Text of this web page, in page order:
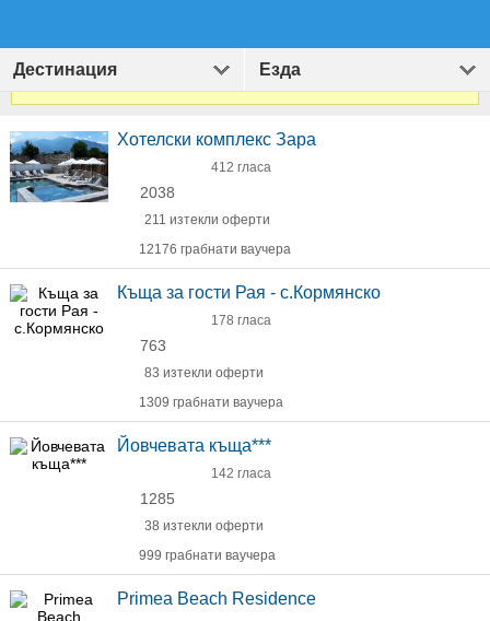
Дестинация Езда
1411 оферти за Хотели и Екскурзии
Хотелски комплекс Зара
412 гласа
2038
211 изтекли оферти
12176 грабнати ваучера
Къща за гости Рая - с.Кормянско
178 гласа
763
83 изтекли оферти
1309 грабнати ваучера
Йовчевата къща***
142 гласа
1285
38 изтекли оферти
999 грабнати ваучера
Primea Beach Residence